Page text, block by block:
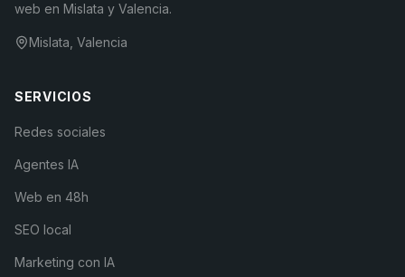
web en Mislata y Valencia.
Mislata, Valencia
SERVICIOS
Redes sociales
Agentes IA
Web en 48h
SEO local
Marketing con IA